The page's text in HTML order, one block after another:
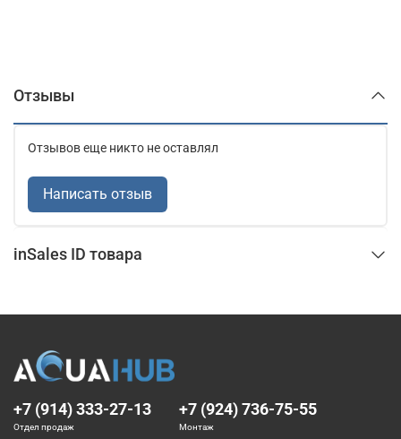
Отзывы
Отзывов еще никто не оставлял
Написать отзыв
inSales ID товара
+7 (914) 333-27-13
Отдел продаж
+7 (924) 736-75-55
Монтаж